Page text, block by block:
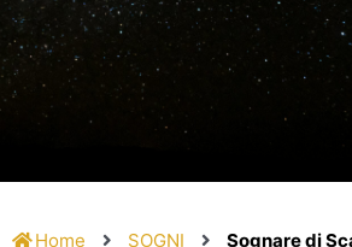
Home SOGNI Sognare di